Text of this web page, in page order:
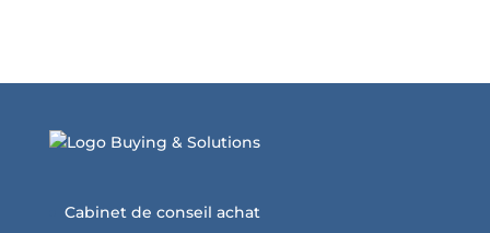
Cabinet de conseil achat